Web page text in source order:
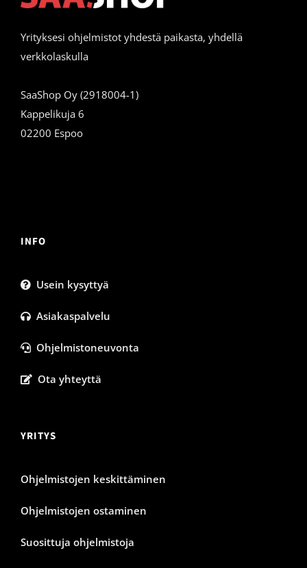
Yrityksesi ohjelmistot yhdestä paikasta, yhdellä
verkkolaskulla
SaaShop Oy (2918004-1)
Kappelikuja 6
02200 Espoo
INFO
Usein kysyttyä
Asiakaspalvelu
Ohjelmistoneuvonta
Ota yhteyttä
YRITYS
Ohjelmistojen keskittäminen
Ohjelmistojen ostaminen
Suosittuja ohjelmistoja